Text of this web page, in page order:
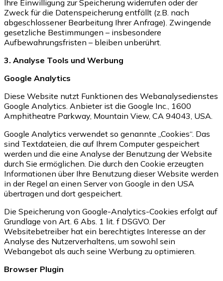
Ihre Einwilligung zur Speicherung widerrufen oder der
Zweck für die Datenspeicherung entfällt (z.B. nach
abgeschlossener Bearbeitung Ihrer Anfrage). Zwingende
gesetzliche Bestimmungen – insbesondere
Aufbewahrungsfristen – bleiben unberührt.
3. Analyse Tools und Werbung
Google Analytics
Diese Website nutzt Funktionen des Webanalysedienstes
Google Analytics. Anbieter ist die Google Inc., 1600
Amphitheatre Parkway, Mountain View, CA 94043, USA.
Google Analytics verwendet so genannte „Cookies“. Das
sind Textdateien, die auf Ihrem Computer gespeichert
werden und die eine Analyse der Benutzung der Website
durch Sie ermöglichen. Die durch den Cookie erzeugten
Informationen über Ihre Benutzung dieser Website werden
in der Regel an einen Server von Google in den USA
übertragen und dort gespeichert.
Die Speicherung von Google-Analytics-Cookies erfolgt auf
Grundlage von Art. 6 Abs. 1 lit. f DSGVO. Der
Websitebetreiber hat ein berechtigtes Interesse an der
Analyse des Nutzerverhaltens, um sowohl sein
Webangebot als auch seine Werbung zu optimieren.
Browser Plugin